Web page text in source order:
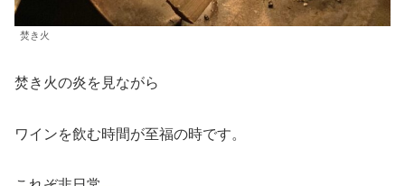
焚き火
焚き火の炎を見ながら
ワインを飲む時間が至福の時です。